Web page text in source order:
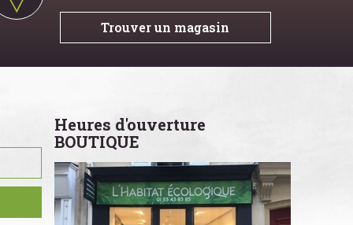
Trouver un magasin
Heures d'ouverture
BOUTIQUE